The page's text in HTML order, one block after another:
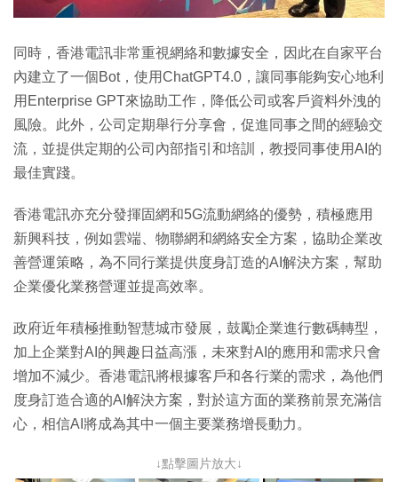
同時，香港電訊非常重視網絡和數據安全，因此在自家平台
內建立了一個Bot，使用ChatGPT4.0，讓同事能夠安心地利
用Enterprise GPT來協助工作，降低公司或客戶資料外洩的
風險。此外，公司定期舉行分享會，促進同事之間的經驗交
流，並提供定期的公司內部指引和培訓，教授同事使用AI的
最佳實踐。
香港電訊亦充分發揮固網和5G流動網絡的優勢，積極應用
新興科技，例如雲端、物聯網和網絡安全方案，協助企業改
善營運策略，為不同行業提供度身訂造的AI解決方案，幫助
企業優化業務營運並提高效率。
政府近年積極推動智慧城市發展，鼓勵企業進行數碼轉型，
加上企業對AI的興趣日益高漲，未來對AI的應用和需求只會
增加不減少。香港電訊將根據客戶和各行業的需求，為他們
度身訂造合適的AI解決方案，對於這方面的業務前景充滿信
心，相信AI將成為其中一個主要業務增長動力。
↓點擊圖片放大↓